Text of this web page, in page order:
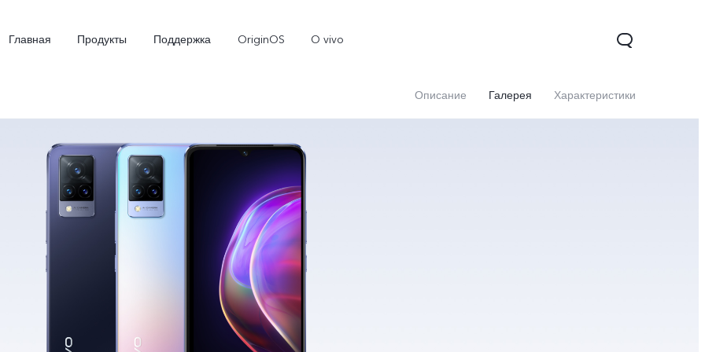
Главная Продукты Поддержка OriginOS O vivo
Описание Галерея Характеристики